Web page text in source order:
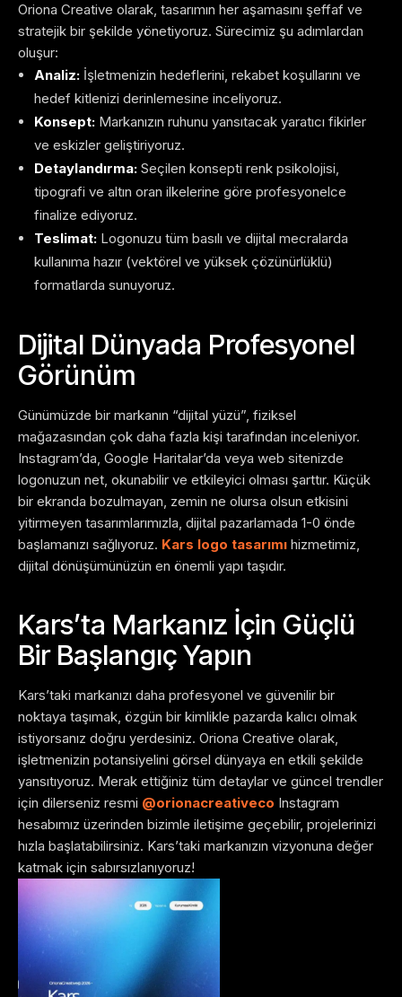
Oriona Creative olarak, tasarımın her aşamasını şeffaf ve
stratejik bir şekilde yönetiyoruz. Sürecimiz şu adımlardan
oluşur:
Analiz: İşletmenizin hedeflerini, rekabet koşullarını ve
hedef kitlenizi derinlemesine inceliyoruz.
Konsept: Markanızın ruhunu yansıtacak yaratıcı fikirler
ve eskizler geliştiriyoruz.
Detaylandırma: Seçilen konsepti renk psikolojisi,
tipografi ve altın oran ilkelerine göre profesyonelce
finalize ediyoruz.
Teslimat: Logonuzu tüm basılı ve dijital mecralarda
kullanıma hazır (vektörel ve yüksek çözünürlüklü)
formatlarda sunuyoruz.
Dijital Dünyada Profesyonel
Görünüm
Günümüzde bir markanın “dijital yüzü”, fiziksel
mağazasından çok daha fazla kişi tarafından inceleniyor.
Instagram’da, Google Haritalar’da veya web sitenizde
logonuzun net, okunabilir ve etkileyici olması şarttır. Küçük
bir ekranda bozulmayan, zemin ne olursa olsun etkisini
yitirmeyen tasarımlarımızla, dijital pazarlamada 1-0 önde
başlamanızı sağlıyoruz. Kars logo tasarımı hizmetimiz,
dijital dönüşümünüzün en önemli yapı taşıdır.
Kars’ta Markanız İçin Güçlü
Bir Başlangıç Yapın
Kars’taki markanızı daha profesyonel ve güvenilir bir
noktaya taşımak, özgün bir kimlikle pazarda kalıcı olmak
istiyorsanız doğru yerdesiniz. Oriona Creative olarak,
işletmenizin potansiyelini görsel dünyaya en etkili şekilde
yansıtıyoruz. Merak ettiğiniz tüm detaylar ve güncel trendler
için dilerseniz resmi @orionacreativeco Instagram
hesabımız üzerinden bizimle iletişime geçebilir, projelerinizi
hızla başlatabilirsiniz. Kars’taki markanızın vizyonuna değer
katmak için sabırsızlanıyoruz!